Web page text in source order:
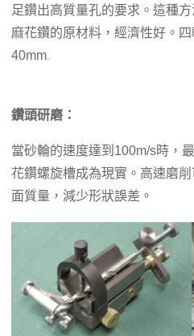
足鑽出高質量孔的要求。這種
麻花鑽的原材料，經濟性好。
40mm
鑽頭研磨：
當砂輪的速度達到100m/s時，
花鑽螺旋槽成為現實。高速磨
面質量，減少形狀誤差。